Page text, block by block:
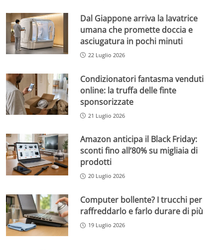
Dal Giappone arriva la lavatrice
umana che promette doccia e
asciugatura in pochi minuti
22 Luglio 2026
Condizionatori fantasma venduti
online: la truffa delle finte
sponsorizzate
21 Luglio 2026
Amazon anticipa il Black Friday:
sconti fino all’80% su migliaia di
prodotti
20 Luglio 2026
Computer bollente? I trucchi per
raffreddarlo e farlo durare di più
19 Luglio 2026